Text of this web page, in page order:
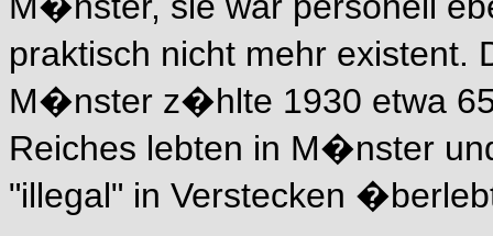
praktisch nicht mehr
M�nster z�hlte 1930 etwa
Reiches lebten in M�nster
"illegal" in Verstecken